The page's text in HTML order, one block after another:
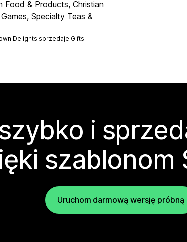
Food & Products, Christian
Specialty Teas &
Delights sprzedaje Gifts
i
szablonom
Uruchom darmową wersję próbną